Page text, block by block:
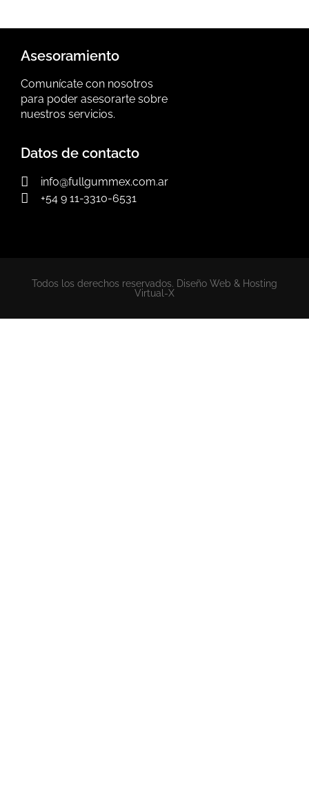
Asesoramiento
Comunícate con nosotros
para poder asesorarte sobre
nuestros servicios.
Datos de contacto
info@fullgummex.com.ar
+54 9 11-3310-6531
Todos los derechos reservados. Diseño Web & Hosting
Virtual-X